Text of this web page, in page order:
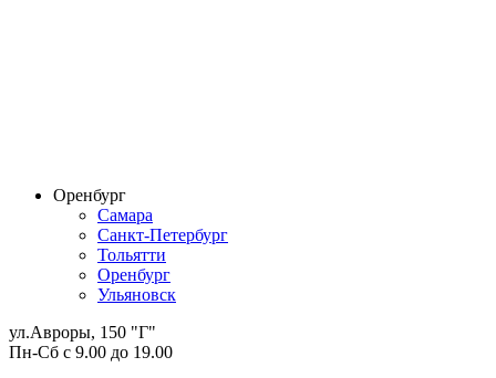
Оренбург
Самара
Санкт-Петербург
Тольятти
Оренбург
Ульяновск
ул.Авроры, 150 "Г"
Пн-Сб с 9.00 до 19.00